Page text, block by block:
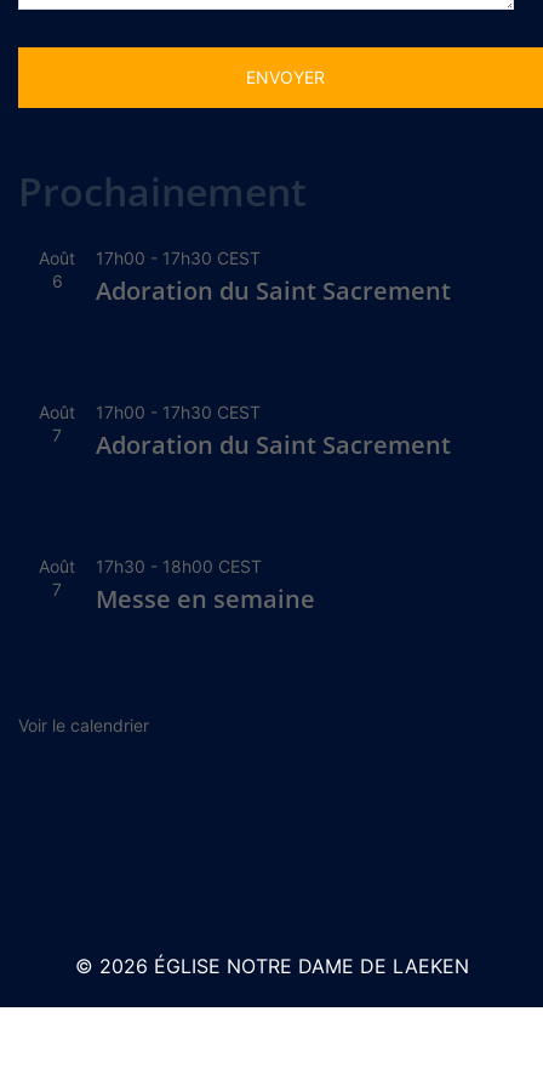
Prochainement
Août
6
17h00 - 17h30 CEST
Adoration du Saint Sacrement
Août
7
17h00 - 17h30 CEST
Adoration du Saint Sacrement
Août
7
17h30 - 18h00 CEST
Messe en semaine
Voir le calendrier
© 2026 ÉGLISE NOTRE DAME DE LAEKEN